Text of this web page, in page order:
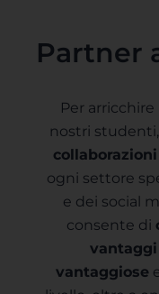
Partner
Per
nostri
ogni settore
e dei social
consente di
vantaggi
vantaggiose